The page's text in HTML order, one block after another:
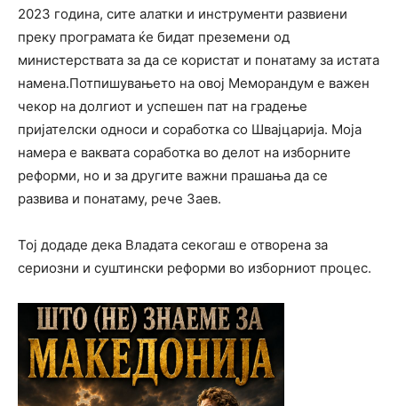
2023 година, сите алатки и инструменти развиени
преку програмата ќе бидат преземени од
министерствата за да се користат и понатаму за истата
намена.Потпишувањето на овој Меморандум е важен
чекор на долгиот и успешен пат на градење
пријателски односи и соработка со Швајцарија. Моја
намера е ваквата соработка во делот на изборните
реформи, но и за другите важни прашања да се
развива и понатаму, рече Заев.
Тој додаде дека Владата секогаш е отворена за
сериозни и суштински реформи во изборниот процес.